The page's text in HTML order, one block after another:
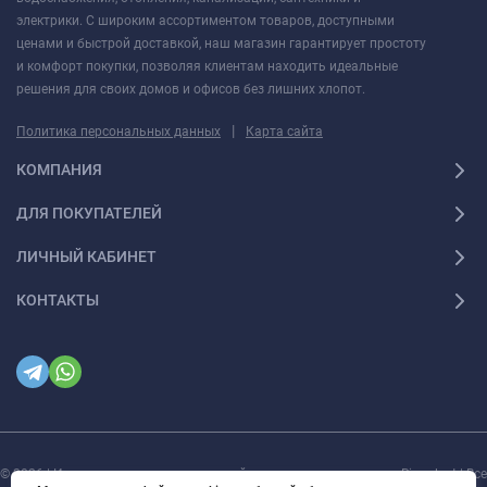
электрики. С широким ассортиментом товаров, доступными
ценами и быстрой доставкой, наш магазин гарантирует простоту
и комфорт покупки, позволяя клиентам находить идеальные
решения для своих домов и офисов без лишних хлопот.
Политика персональных данных | Карта сайта
КОМПАНИЯ
ДЛЯ ПОКУПАТЕЛЕЙ
ЛИЧНЫЙ КАБИНЕТ
КОНТАКТЫ
© 2026 | Интернет магазин инженерной сантехники и электрики Rigaplast | Все